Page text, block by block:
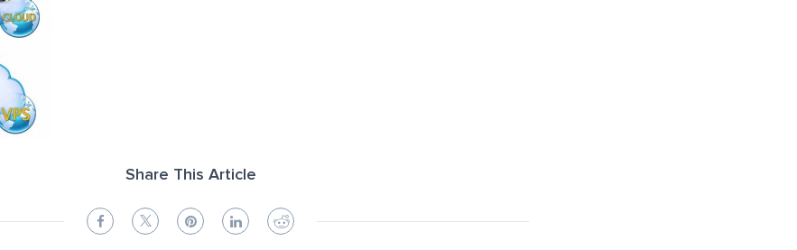
Share This Article